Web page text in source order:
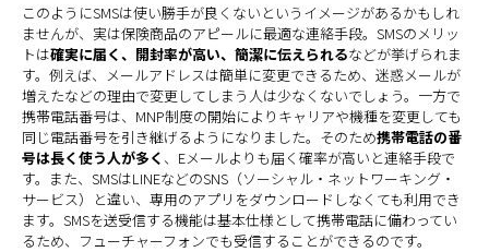
このようにSMSは使い勝手が良くないというイメージがあるかもしれ
ませんが、実は保険商品のアピールに最適な連絡手段。SMSのメリッ
トは確実に届く、開封率が高い、簡潔に伝えられるなどが挙げられま
す。例えば、メールアドレスは簡単に変更できるため、迷惑メールが
増えたなどの理由で変更してしまう人は少なくないでしょう。一方で
携帯電話番号は、MNP制度の開始によりキャリアや機種を変更しても
同じ電話番号を引き継げるようになりました。そのため携帯電話の番
号は長く使う人が多く 、Eメールよりも届く確率が高いと連絡手段で
す。また、SMSはLINEなどのSNS（ソーシャル・ネットワーキング・
サービス）と違い、専用のアプリをダウンロードしなくても利用でき
ます。SMSを送受信する機能は基本仕様として携帯電話に備わってい
るため、フューチャーフォンでも受信することができるのです。